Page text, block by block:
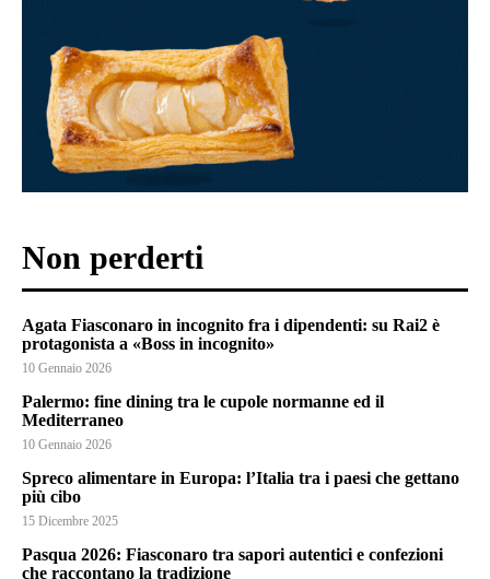
Non perderti
Agata Fiasconaro in incognito fra i dipendenti: su Rai2 è
protagonista a «Boss in incognito»
10 Gennaio 2026
Palermo: fine dining tra le cupole normanne ed il
Mediterraneo
10 Gennaio 2026
Spreco alimentare in Europa: l’Italia tra i paesi che gettano
più cibo
15 Dicembre 2025
Pasqua 2026: Fiasconaro tra sapori autentici e confezioni
che raccontano la tradizione